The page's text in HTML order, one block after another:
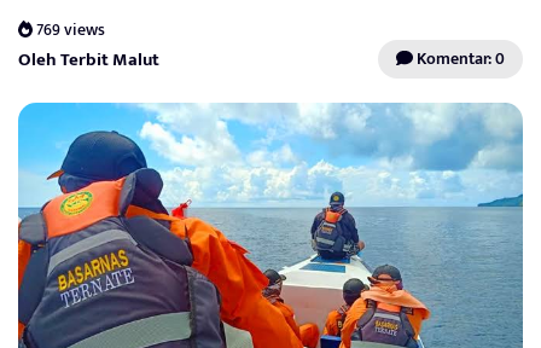
769 views
Oleh Terbit Malut Komentar: 0